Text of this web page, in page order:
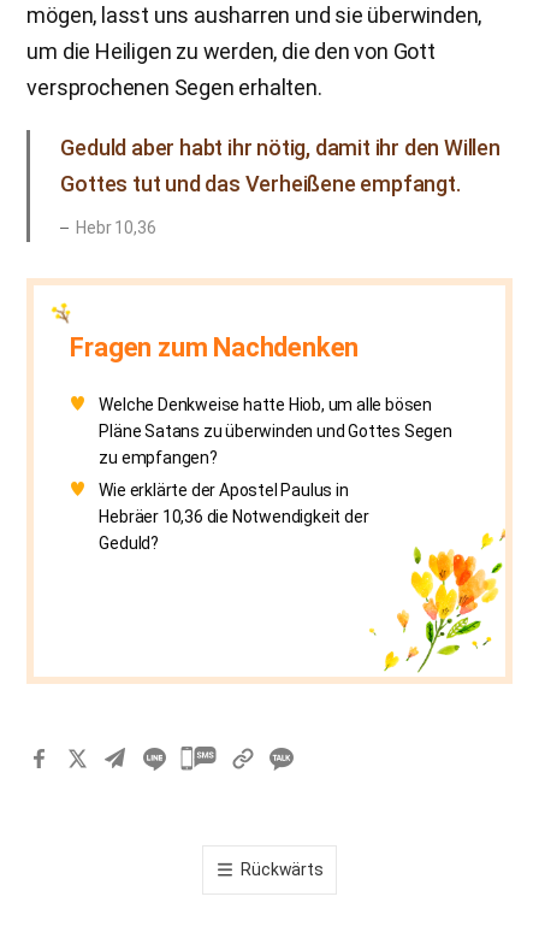
mögen, lasst uns ausharren und sie überwinden,
um die Heiligen zu werden, die den von Gott
versprochenen Segen erhalten.
Geduld aber habt ihr nötig, damit ihr den Willen
Gottes tut und das Verheißene empfangt.
Hebr 10,36
Fragen zum Nachdenken
Welche Denkweise hatte Hiob, um alle bösen
Pläne Satans zu überwinden und Gottes Segen
zu empfangen?
Wie erklärte der Apostel Paulus in
Hebräer 10,36 die Notwendigkeit der
Geduld?
카
톡
공
Rückwärts